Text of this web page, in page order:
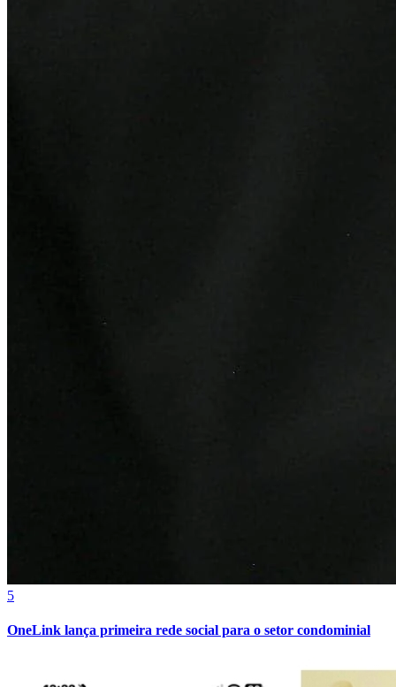
5
OneLink lança primeira rede social para o setor condominial